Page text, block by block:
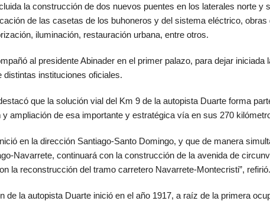
la construcción de dos nuevos puentes en los laterales norte y
de las casetas de los buhoneros y del sistema eléctrico, obras
iluminación, restauración urbana, entre otros.
al presidente Abinader en el primer palazo, para dejar iniciada
distintas instituciones oficiales.
que la solución vial del Km 9 de la autopista Duarte forma
ampliación de esa importante y estratégica vía en sus 270
en la dirección Santiago-Santo Domingo, y que de manera
Navarrete, continuará con la construcción de la avenida de
la reconstrucción del tramo carretero Navarrete-Montecristi”, refirió.
de la autopista Duarte inició en el año 1917, a raíz de la primera